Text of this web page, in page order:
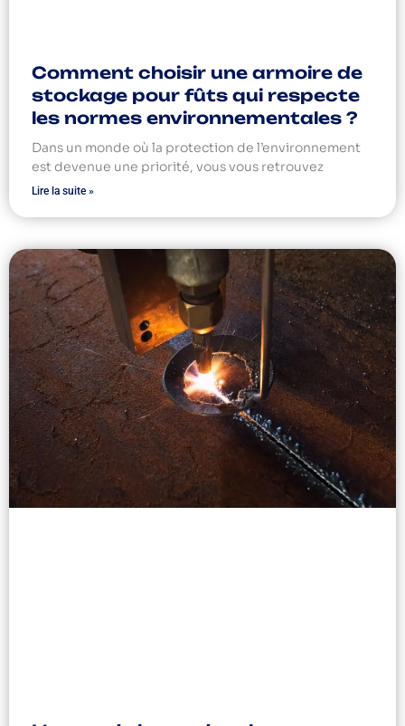
Comment choisir une armoire de
stockage pour fûts qui respecte
les normes environnementales ?
Dans un monde où la protection de l’environnement
est devenue une priorité, vous vous retrouvez
Lire la suite »